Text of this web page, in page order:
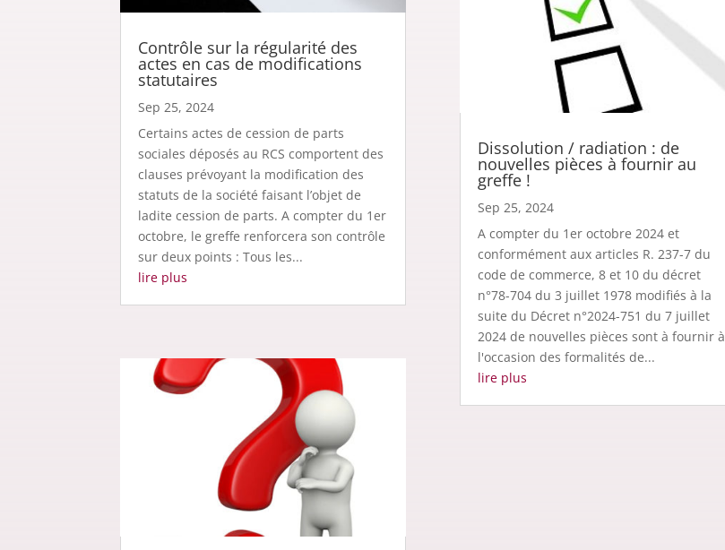
Contrôle sur la régularité des
actes en cas de modifications
statutaires
Sep 25, 2024
Certains actes de cession de parts
sociales déposés au RCS comportent des
clauses prévoyant la modification des
statuts de la société faisant l’objet de
ladite cession de parts. A compter du 1er
octobre, le greffe renforcera son contrôle
sur deux points : Tous les...
lire plus
Dissolution / radiation : de
nouvelles pièces à fournir au
greffe !
Sep 25, 2024
A compter du 1er octobre 2024 et
conformément aux articles R. 237-7 du
code de commerce, 8 et 10 du décret
n°78-704 du 3 juillet 1978 modifiés à la
suite du Décret n°2024-751 du 7 juillet
2024 de nouvelles pièces sont à fournir à
l'occasion des formalités de...
lire plus